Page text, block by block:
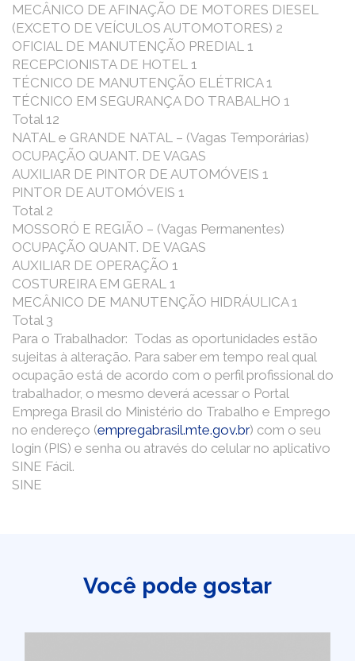
MECÂNICO DE AFINAÇÃO DE MOTORES DIESEL
(EXCETO DE VEÍCULOS AUTOMOTORES) 2
OFICIAL DE MANUTENÇÃO PREDIAL 1
RECEPCIONISTA DE HOTEL 1
TÉCNICO DE MANUTENÇÃO ELÉTRICA 1
TÉCNICO EM SEGURANÇA DO TRABALHO 1
Total 12
NATAL e GRANDE NATAL – (Vagas Temporárias)
OCUPAÇÃO QUANT. DE VAGAS
AUXILIAR DE PINTOR DE AUTOMÓVEIS 1
PINTOR DE AUTOMÓVEIS 1
Total 2
MOSSORÓ E REGIÃO – (Vagas Permanentes)
OCUPAÇÃO QUANT. DE VAGAS
AUXILIAR DE OPERAÇÃO 1
COSTUREIRA EM GERAL 1
MECÂNICO DE MANUTENÇÃO HIDRÁULICA 1
Total 3
Para o Trabalhador: Todas as oportunidades estão
sujeitas à alteração. Para saber em tempo real qual
ocupação está de acordo com o perfil profissional do
trabalhador, o mesmo deverá acessar o Portal
Emprega Brasil do Ministério do Trabalho e Emprego
no endereço (empregabrasil.mte.gov.br) com o seu
login (PIS) e senha ou através do celular no aplicativo
SINE Fácil.
SINE
Você pode gostar